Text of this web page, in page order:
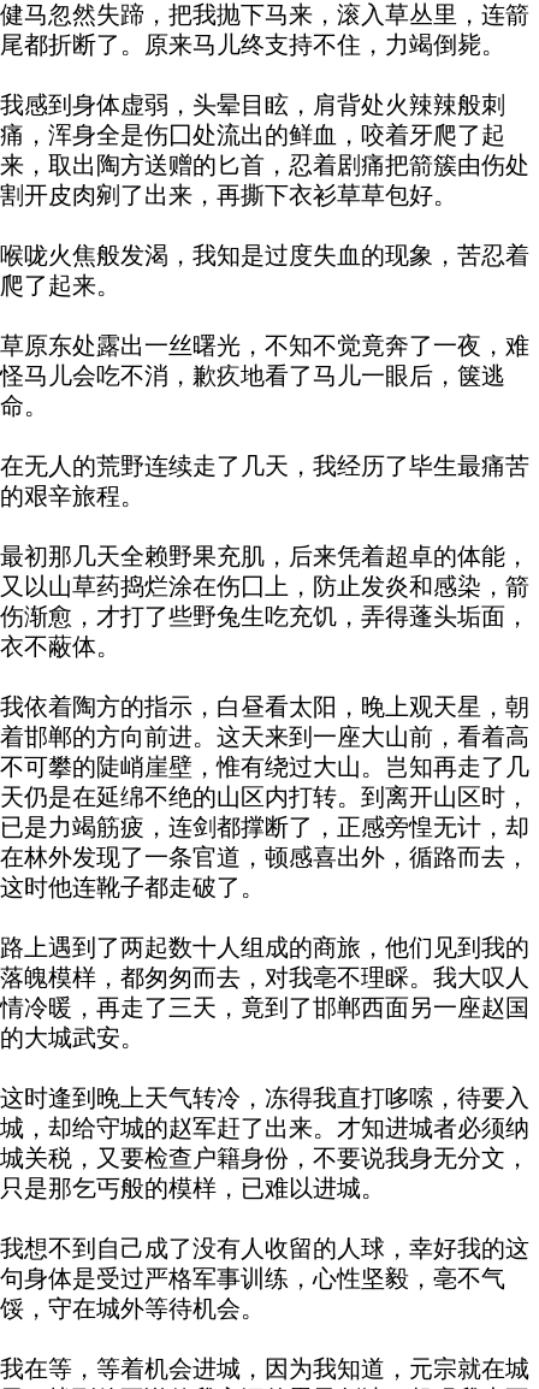
健马忽然失蹄，把我抛下马来，滚入草丛里，连箭
尾都折断了。原来马儿终支持不住，力竭倒毙。
我感到身体虚弱，头晕目眩，肩背处火辣辣般刺
痛，浑身全是伤囗处流出的鲜血，咬着牙爬了起
来，取出陶方送赠的匕首，忍着剧痛把箭簇由伤处
割开皮肉剜了出来，再撕下衣衫草草包好。
喉咙火焦般发渴，我知是过度失血的现象，苦忍着
爬了起来。
草原东处露出一丝曙光，不知不觉竟奔了一夜，难
怪马儿会吃不消，歉疚地看了马儿一眼后，箧逃
命。
在无人的荒野连续走了几天，我经历了毕生最痛苦
的艰辛旅程。
最初那几天全赖野果充肌，后来凭着超卓的体能，
又以山草药捣烂涂在伤囗上，防止发炎和感染，箭
伤渐愈，才打了些野兔生吃充饥，弄得蓬头垢面，
衣不蔽体。
我依着陶方的指示，白昼看太阳，晚上观天星，朝
着邯郸的方向前进。这天来到一座大山前，看着高
不可攀的陡峭崖壁，惟有绕过大山。岂知再走了几
天仍是在延绵不绝的山区内打转。到离开山区时，
已是力竭筋疲，连剑都撑断了，正感旁惶无计，却
在林外发现了一条官道，顿感喜出外，循路而去，
这时他连靴子都走破了。
路上遇到了两起数十人组成的商旅，他们见到我的
落魄模样，都匆匆而去，对我亳不理睬。我大叹人
情冷暖，再走了三天，竟到了邯郸西面另一座赵国
的大城武安。
这时逢到晚上天气转冷，冻得我直打哆嗦，待要入
城，却给守城的赵军赶了出来。才知进城者必须纳
城关税，又要检查户籍身份，不要说我身无分文，
只是那乞丐般的模样，已难以进城。
我想不到自己成了没有人收留的人球，幸好我的这
句身体是受过严格军事训练，心性坚毅，亳不气
馁，守在城外等待机会。
我在等，等着机会进城，因为我知道，元宗就在城